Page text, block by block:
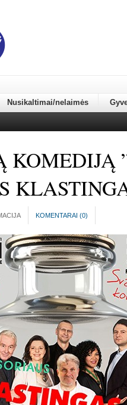
Nusikaltimai/nelaimės
KOMEDIJĄ
KOMENTARAI (0)